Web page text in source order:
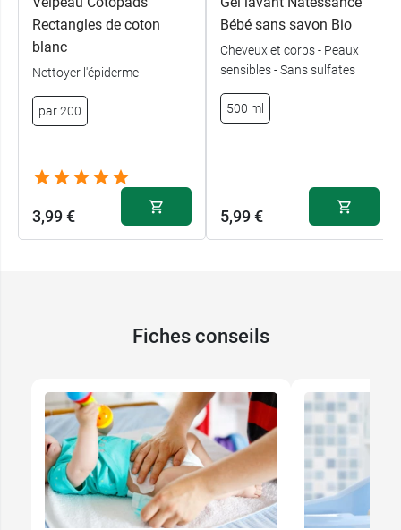
Rectangles de coton
blanc
Nettoyer l'épiderme
par 200
3,99 €
Bébé sans savon Bio
Cheveux et corps - Peaux
sensibles - Sans sulfates
500 ml
5,99 €
Fiches conseils